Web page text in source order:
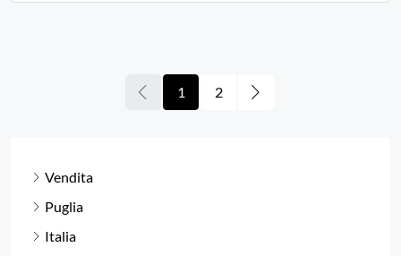
1 2
Vendita
Puglia
Italia